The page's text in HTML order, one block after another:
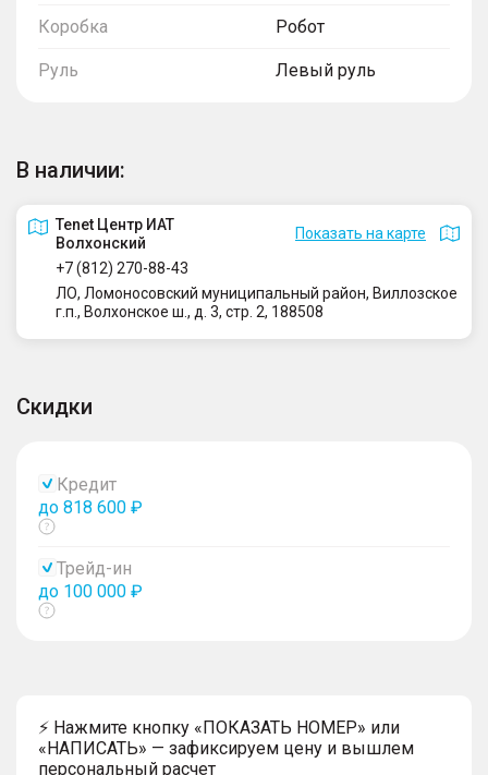
Коробка Робот
Руль Левый руль
В наличии:
Tenet Центр ИАТ
Волхонский
Показать на карте
+7 (812) 270-88-43
ЛО, Ломоносовский муниципальный район, Виллозское
г.п., Волхонское ш., д. 3, стр. 2, 188508
Скидки
Кредит
до 818 600 ₽
Показать
Трейд-ин
до 100 000 ₽
Показать
⚡ Нажмите кнопку «ПОКАЗАТЬ НОМЕР» или
«НАПИСАТЬ» — зафиксируем цену и вышлем
персональный расчет